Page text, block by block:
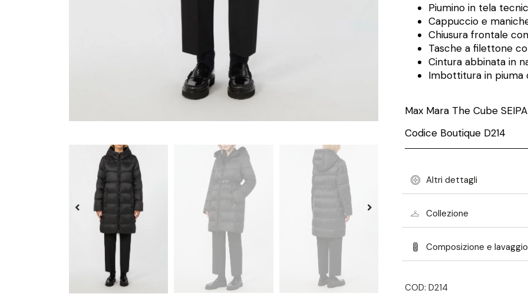
Piumino in tela
Cappuccio e
Chiusura frontale
Tasche a filettone
Cintura abbinata in
Imbottitura in piuma
Max Mara The Cube
Codice Boutique D214
Altri dettagli
Collezione
Composizione e lavaggio
COD: D214